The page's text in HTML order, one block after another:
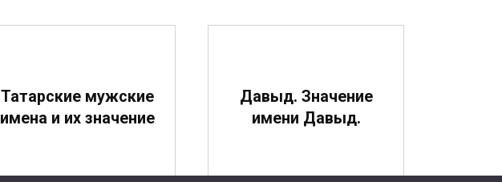
Татарские мужские
имена и их значение
Давыд. Значение
имени Давыд.